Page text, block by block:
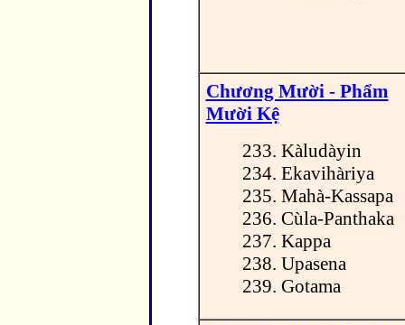
Chương Mười - Phẩm
Mười Kệ
233. Kàludàyin
234. Ekavihàriya
235. Mahà-Kassapa
236. Cùla-Panthaka
237. Kappa
238. Upasena
239. Gotama